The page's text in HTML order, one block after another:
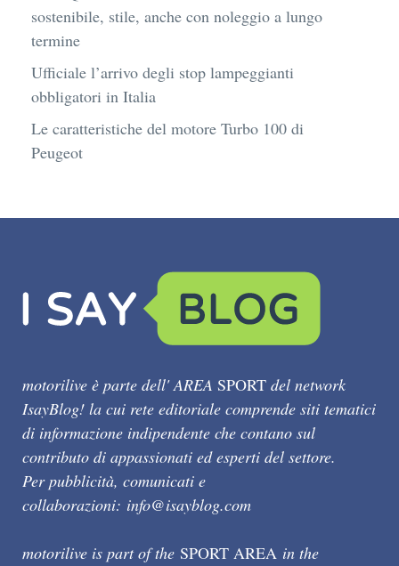
sostenibile, stile, anche con noleggio a lungo
termine
Ufficiale l’arrivo degli stop lampeggianti
obbligatori in Italia
Le caratteristiche del motore Turbo 100 di
Peugeot
motorilive è parte dell' AREA SPORT del network
IsayBlog! la cui rete editoriale comprende siti tematici
di informazione indipendente che contano sul
contributo di appassionati ed esperti del settore.
Per pubblicità, comunicati e
collaborazioni: info@isayblog.com
motorilive is part of the SPORT AREA in the